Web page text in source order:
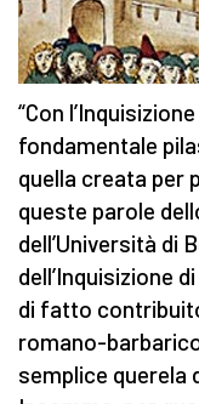
“Con
fondamentale
quella creata per
queste parole
dell’Università di
dell’Inquisizione
di fatto
romano-
semplice querela